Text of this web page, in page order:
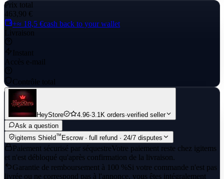
Prix total
463,90 €
+≈ 18,5 €cash back to your wallet
Livraison
Instant
Accès e-mail
Contrôle total
HeyStore 4.96·3.1K orders·verified seller
Ask a question
igitems Shield™ Escrow · full refund · 24/7 disputes
Paiement sécurisé par séquestreVotre paiement reste chez igitems
et n'est débloqué qu'après confirmation de la livraison.
Garantie de remboursement à 100 %Si votre commande n'est pas
livrée ou ne correspond pas à l'annonce, vous êtes intégralement